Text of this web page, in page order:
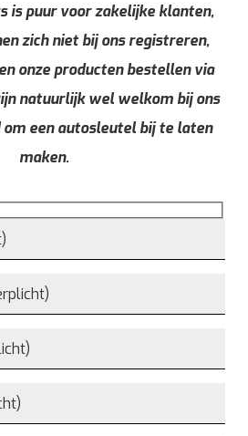
is puur voor zakelijke klanten,
zich niet bij ons registreren,
onze producten bestellen via
natuurlijk wel welkom bij ons
om een autosleutel bij te laten
maken.